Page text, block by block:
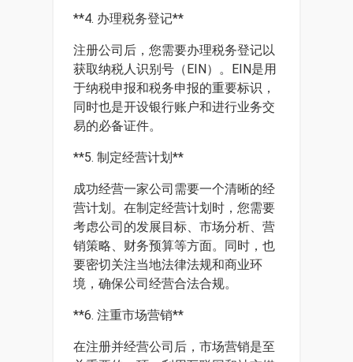
**4. 办理税务登记**
注册公司后，您需要办理税务登记以
获取纳税人识别号（EIN）。EIN是用
于纳税申报和税务申报的重要标识，
同时也是开设银行账户和进行业务交
易的必备证件。
**5. 制定经营计划**
成功经营一家公司需要一个清晰的经
营计划。在制定经营计划时，您需要
考虑公司的发展目标、市场分析、营
销策略、财务预算等方面。同时，也
要密切关注当地法律法规和商业环
境，确保公司经营合法合规。
**6. 注重市场营销**
在注册并经营公司后，市场营销是至